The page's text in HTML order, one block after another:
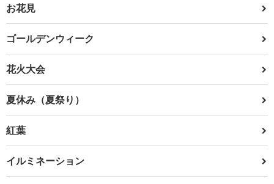
お花見
ゴールデンウィーク
花火大会
夏休み（夏祭り）
紅葉
イルミネーション